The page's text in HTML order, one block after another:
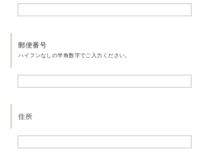
郵便番号
ハイフンなしの半角数字でご入力ください。
住所